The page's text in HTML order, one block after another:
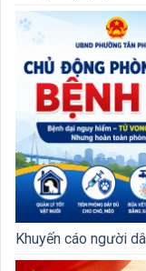
Khuyến cáo người